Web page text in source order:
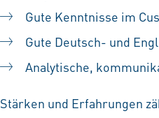
Gute Kenntnisse im
Gute Deutsch- und
Analytische,
Stärken und Erfahrungen